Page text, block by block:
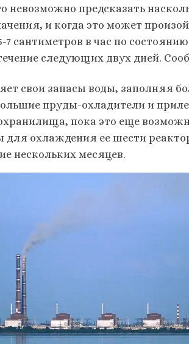
невозможно предсказать
и когда это может
сантиметров в час по
следующих двух дней.
свои запасы воды, заполняя
пруды-охладители и
пока это еще
для охлаждения ее шести
нескольких месяцев.